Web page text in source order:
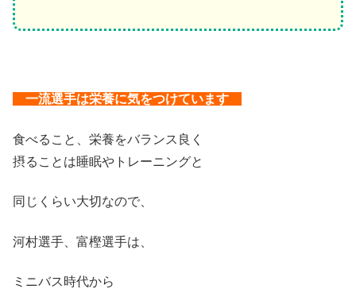
一流選手は栄養に気をつけています
食べること、栄養をバランス良く
摂ることは睡眠やトレーニングと
同じくらい大切なので、
河村選手、富樫選手は、
ミニバス時代から